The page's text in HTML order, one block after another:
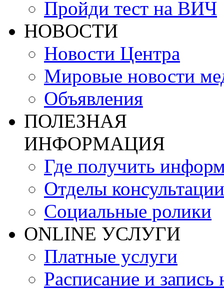
Пройди тест на ВИЧ
НОВОСТИ
Новости Центра
Мировые новости
Объявления
ПОЛЕЗНАЯ
ИНФОРМАЦИЯ
Где получить
Отделы консультации
Социальные ролики
ONLINE УСЛУГИ
Платные услуги
Расписание и запись